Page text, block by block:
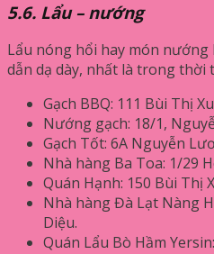
5.6. Lẩu – nướng
Lẩu nóng hổi hay món
dẫn dạ dày, nhất là trong thời
Gạch BBQ: 111 Bùi Thị
Nướng gạch: 18/1,
Gạch Tốt: 6A Nguyễn
Nhà hàng Ba Toa: 1/29
Quán Hạnh: 150 Bùi Thị
Nhà hàng Đà Lạt Nàng
Diệu.
Quán Lẩu Bò Hầm